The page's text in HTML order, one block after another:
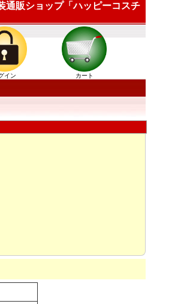
通販ショップ「ハッピーコスチ
イン カート